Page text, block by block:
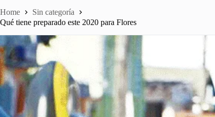
Home
Sin categoría
Qué tiene preparado este 2020 para Flores